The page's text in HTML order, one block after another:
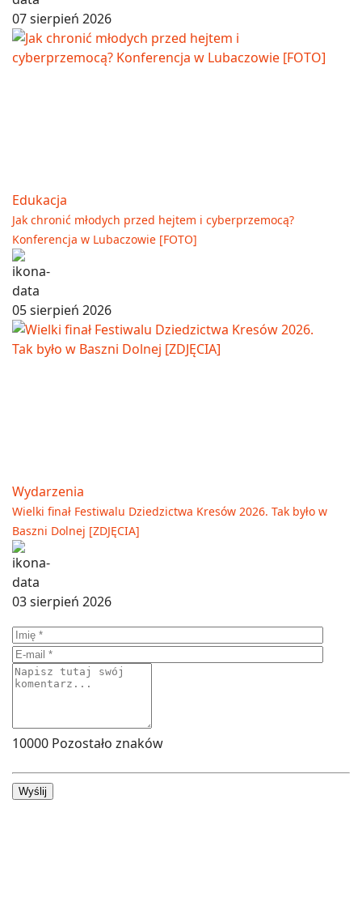
07 sierpień 2026
Edukacja
Jak chronić młodych przed hejtem i cyberprzemocą?
Konferencja w Lubaczowie [FOTO]
05 sierpień 2026
Wydarzenia
Wielki finał Festiwalu Dziedzictwa Kresów 2026. Tak było w
Baszni Dolnej [ZDJĘCIA]
03 sierpień 2026
10000 Pozostało znaków
Wyślij